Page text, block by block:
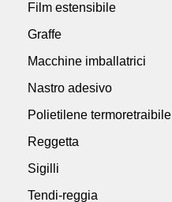
Film estensibile
Graffe
Macchine imballatrici
Nastro adesivo
Polietilene termoretraibile
Reggetta
Sigilli
Tendi-reggia